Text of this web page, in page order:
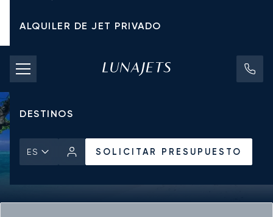
ALQUILER DE JET PRIVADO
TARIFAS DE CHÁRTER
JETS PRIVADOS
DESTINOS
ES SOLICITAR PRESUPUESTO